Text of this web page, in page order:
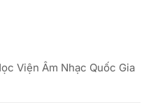
Viện Âm Nhạc Quốc Gia